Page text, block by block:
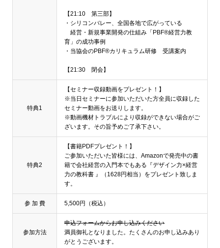
【21:10 第三部】
・シリコンバレー、全国各地で広がっている
経営・新規事業開発の仕組み「PBF®経営力教
育」の成功事例
・当協会のPBF®カリキュラム研修 受講案内
【21:30 閉会】
特典1
【セミナー収録動画をプレゼント！】
※当日セミナーに参加いただいた方全員に収録した
セミナー動画をお送りします。
※動画機材トラブルにより収録ができない場合がご
ざいます。その旨予めご了承下さい。
特典2
【書籍PDFプレゼント！】
ご参加いただいた皆様には、Amazonで発売中の書
籍で会社経営の入門本でもある『デザイン力×経営
力の教科書 』（1628円相当）をプレゼント致しま
す。
参 加 費 5,500円（税込）
参加方法
申込フォームからお申し込みください
満員御礼となりました。たくさんのお申し込みあり
がとうございます。